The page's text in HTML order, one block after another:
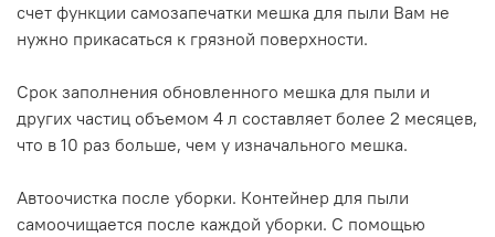
счет функции самозапечатки мешка для пыли Вам не
нужно прикасаться к грязной поверхности.
Срок заполнения обновленного мешка для пыли и
других частиц объемом 4 л составляет более 2 месяцев,
что в 10 раз больше, чем у изначального мешка.
Автоочистка после уборки. Контейнер для пыли
самоочищается после каждой уборки. С помощью